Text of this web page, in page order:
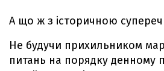
А що ж з історичною
Не будучи прихильником
питань на порядку денному